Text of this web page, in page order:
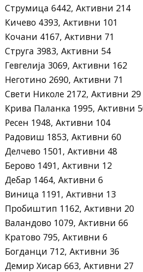
Струмица 6442, Активни 214
Кичево 4393, Активни 101
Кочани 4167, Активни 71
Струга 3983, Активни 54
Гевгелија 3069, Активни 162
Неготино 2690, Активни 71
Свети Николе 2172, Активни 29
Крива Паланка 1995, Активни
Ресен 1948, Активни 104
Радовиш 1853, Активни 60
Делчево 1501, Активни 48
Берово 1491, Активни 12
Дебар 1464, Активни 6
Виница 1191, Активни 13
Пробиштип 1162, Активни 20
Валандово 1079, Активни 66
Кратово 795, Активни 6
Богданци 712, Активни 36
Демир Хисар 663, Активни 27